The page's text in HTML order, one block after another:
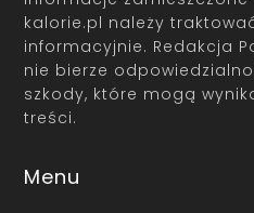
kalorie.pl należy
informacyjnie. Redakcja
nie bierze
szkody, które mogą
treści.
Menu